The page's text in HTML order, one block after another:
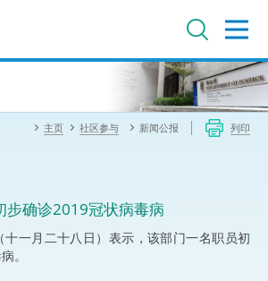
主页 社区参与 新闻公报 列印
步确诊2019冠状病毒病
月二十八日）表示，该部门一名职员初
。